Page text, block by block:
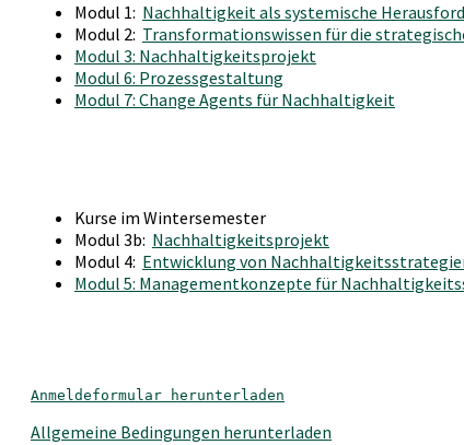
Modul 1: Nachhaltigkeit als systemische
Modul 2: Transformationswissen für die
Modul 3: Nachhaltigkeitsprojekt
Modul 6: Prozessgestaltung
Modul 7: Change Agents für Nachhaltigkeit
Kurse im Wintersemester
Modul 3b: Nachhaltigkeitsprojekt
Modul 4: Entwicklung von
Modul 5: Managementkonzepte für
Anmeldeformular herunterladen
Allgemeine Bedingungen herunterladen